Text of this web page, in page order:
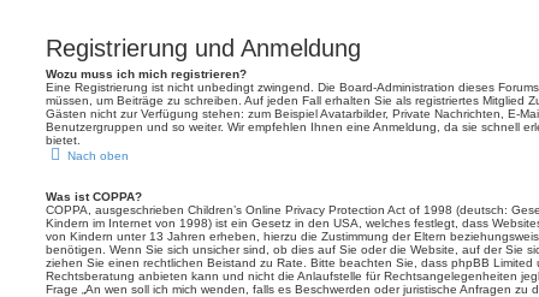
Registrierung und Anmeldung
Wozu muss ich mich registrieren?
Eine Registrierung ist nicht unbedingt zwingend. Die Board-Administration dieses
müssen, um Beiträge zu schreiben. Auf jeden Fall erhalten Sie als registriertes Mitglied
Gästen nicht zur Verfügung stehen: zum Beispiel Avatarbilder, Private Nachrichten, E-
Benutzergruppen und so weiter. Wir empfehlen Ihnen eine Anmeldung, da sie schnell
bietet.
Nach oben
Was ist COPPA?
COPPA, ausgeschrieben Children’s Online Privacy Protection Act of 1998 (deutsch:
Kindern im Internet von 1998) ist ein Gesetz in den USA, welches festlegt, dass
von Kindern unter 13 Jahren erheben, hierzu die Zustimmung der Eltern
benötigen. Wenn Sie sich unsicher sind, ob dies auf Sie oder die Website, auf der Sie
ziehen Sie einen rechtlichen Beistand zu Rate. Bitte beachten Sie, dass phpBB Limited
Rechtsberatung anbieten kann und nicht die Anlaufstelle für Rechtsangelegenheiten
Frage „An wen soll ich mich wenden, falls es Beschwerden oder juristische Anfragen zu